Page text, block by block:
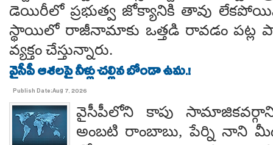
డెయిరీలో ప్రభుత్వ జోక్యానికి తావు
స్థాయిలో రాజీనామాకు ఒత్తడి రావడం పట్ల
వ్యక్తం చేస్తున్నారు.
వైసీపీ ఆశలపై నీళ్లు చల్లిన బోండా ఉమ.!
Publish Date:Aug 7, 2026
వైసీపీలోని కాపు
అంబటి రాంబాబు, పేర్ని నాని